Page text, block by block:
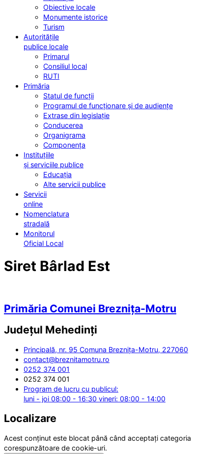
Obiective locale
Monumente istorice
Turism
Autoritățile
publice locale
Primarul
Consiliul local
RUTI
Primăria
Statul de funcții
Programul de funcționare și de audiențe
Extrase din legislație
Conducerea
Organigrama
Componența
Instituțiile
și serviciile publice
Educația
Alte servicii publice
Servicii
online
Nomenclatura
stradală
Monitorul
Oficial Local
Siret Bârlad Est
Primăria Comunei Breznița-Motru
Județul Mehedinți
Principală, nr. 95 Comuna Breznița-Motru, 227060
contact@breznitamotru.ro
0252 374 001
0252 374 001
Program de lucru cu publicul:
luni - joi 08:00 - 16:30 vineri: 08:00 - 14:00
Localizare
Acest conținut este blocat până când acceptați categoria
corespunzătoare de cookie-uri.